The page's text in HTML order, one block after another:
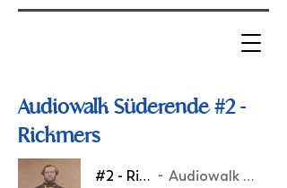
Audiowalk Süderende #2 -
Rickmers
#2 - Rickmers Audiowalk Süderende